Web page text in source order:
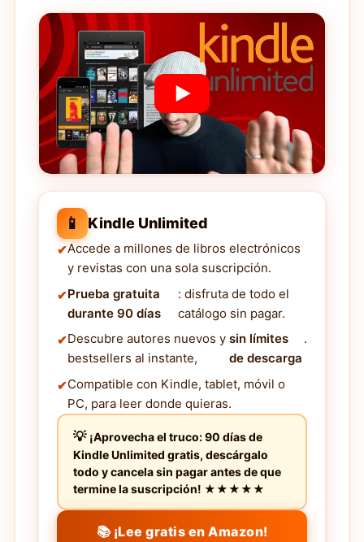
📱 Kindle Unlimited
Accede a millones de libros electrónicos
y revistas con una sola suscripción.
Prueba gratuita
durante 90 días
: disfruta de todo el
catálogo sin pagar.
Descubre autores nuevos y
bestsellers al instante,
sin límites
de descarga
.
Compatible con Kindle, tablet, móvil o
PC, para leer donde quieras.
¡Aprovecha el truco: 90 días de
Kindle Unlimited gratis, descárgalo
todo y cancela sin pagar antes de que
termine la suscripción! ★★★★★
📚 ¡Lee gratis en Amazon!